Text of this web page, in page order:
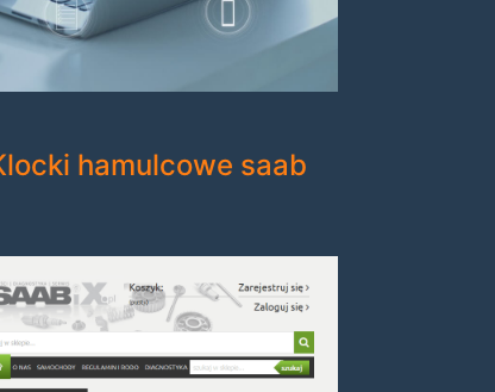
hamulcowe saab